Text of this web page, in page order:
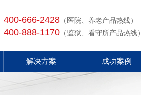
400-666-2428 （医院、养老产品热线）
400-888-1170 （监狱、看守所产品热线）
解决方案 成功案例